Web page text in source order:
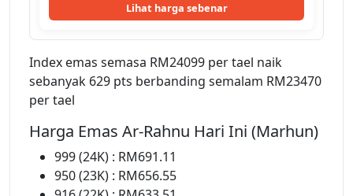
Lihat harga sebenar
Index emas semasa RM24099 per tael naik
sebanyak 629 pts berbanding semalam RM23470
per tael
Harga Emas Ar-Rahnu Hari Ini (Marhun)
999 (24K) : RM691.11
950 (23K) : RM656.55